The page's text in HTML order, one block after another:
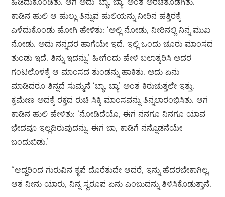
ಕಾಡಿನ ಹುಲಿ ಆ ಹುಲ್ಲು ತಿನ್ನುವ ಹುಲಿಯನ್ನು ನೀರಿನ ಹತ್ತಿರಕ್ಕೆ
ಎಳೆದುಕೊಂಡು ಹೋಗಿ ಹೇಳಿತು: ‘ಅಲ್ಲಿ ನೋಡು, ನೀರಿನಲ್ಲಿ ನಿನ್ನ ಮುಖ
ನೋಡು. ಅದು ನನ್ನದರ ಹಾಗೆಯೇ ಇದೆ. ಇಲ್ಲಿ ಒಂದು ಚೂರು ಮಾಂಸದ
ತುಂಡು ಇದೆ. ತಿನ್ನು ಇದನ್ನು.’ ಹೀಗೆಂದು ಹೇಳಿ ಬಲಾತ್ಕರಿಸಿ ಅದರ
ಗಂಟಲೊಳಕ್ಕೆ ಆ ಮಾಂಸದ ತುಂಡನ್ನು ಹಾಕಿತು. ಅದು ಏನು
ಮಾಡಿದರೂ ತಿನ್ನದೆ ಸುಮ್ಮನೆ ‘ಬ್ಯಾ, ಬ್ಯಾ’ ಅಂತ ಕಿರುಚುತ್ತಲೇ ಇತ್ತು.
ಕ್ರಮೇಣ ಅದಕ್ಕೆ ರಕ್ತದ ರುಚಿ ಸಿಕ್ಕಿ ಮಾಂಸವನ್ನು ತಿನ್ನಲಾರಂಭಿಸಿತು. ಆಗ
ಕಾಡಿನ ಹುಲಿ ಹೇಳಿತು: ‘ನೋಡಿದೆಯೊ, ಈಗ ನನಗೂ ನಿನಗೂ ಯಾವ
ಭೇದವೂ ಇಲ್ಲದಿರುವುದನ್ನು. ಈಗ ಬಾ, ಕಾಡಿಗೆ ನನ್ನೊಡನೆಯೇ
ಬಂದುಬಿಡು.’
“ಆದ್ದರಿಂದ ಗುರುವಿನ ಕೃಪೆ ದೊರೆತುದೇ ಆದರೆ, ಇನ್ನು ಹೆದರಬೇಕಾಗಿಲ್ಲ.
ಆತ ನೀನು ಯಾರು, ನಿನ್ನ ಸ್ವರೂಪ ಏನು ಎಂಬುದನ್ನು ತಿಳಿಸಿಕೊಡುತ್ತಾನೆ.